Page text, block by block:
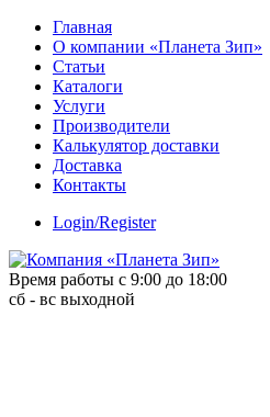
Skip
content
Главная
О компании «Планета Зип»
Статьи
Каталоги
Услуги
Производители
Калькулятор доставки
Доставка
Контакты
Login/Register
Время работы с 9:00 до 18:00
сб - вс выходной